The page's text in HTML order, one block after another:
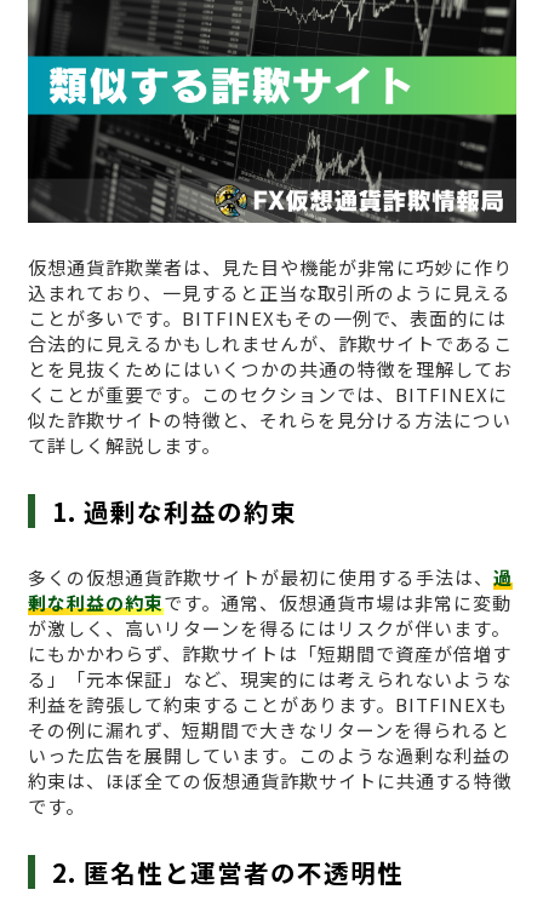
仮想通貨詐欺業者は、見た目や機能が非常に巧妙に作り
込まれており、一見すると正当な取引所のように見える
ことが多いです。BITFINEXもその一例で、表面的には
合法的に見えるかもしれませんが、詐欺サイトであるこ
とを見抜くためにはいくつかの共通の特徴を理解してお
くことが重要です。このセクションでは、BITFINEXに
似た詐欺サイトの特徴と、それらを見分ける方法につい
て詳しく解説します。
1. 過剰な利益の約束
多くの仮想通貨詐欺サイトが最初に使用する手法は、 過
剰な利益の約束です。通常、仮想通貨市場は非常に変動
が激しく、高いリターンを得るにはリスクが伴います。
にもかかわらず、詐欺サイトは「短期間で資産が倍増す
る」「元本保証」など、現実的には考えられないような
利益を誇張して約束することがあります。BITFINEXも
その例に漏れず、短期間で大きなリターンを得られると
いった広告を展開しています。このような過剰な利益の
約束は、ほぼ全ての仮想通貨詐欺サイトに共通する特徴
です。
2. 匿名性と運営者の不透明性